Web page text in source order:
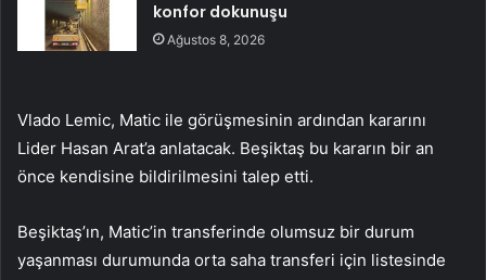
konfor dokunuşu
Ağustos 8, 2026
Vlado Lemic, Matic ile görüşmesinin ardından kararını
Lider Hasan Arat’a anlatacak. Beşiktaş bu kararın bir an
önce kendisine bildirilmesini talep etti.
Beşiktaş’ın, Matic’in transferinde olumsuz bir durum
yaşanması durumunda orta saha transferi için listesinde